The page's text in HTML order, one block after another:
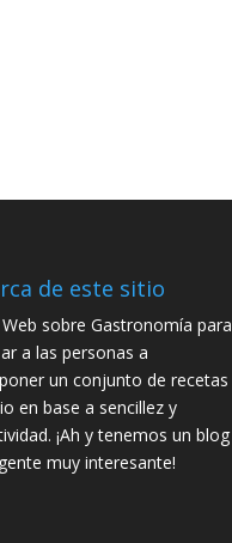
de este sitio
sobre Gastronomía para
a las personas a
un conjunto de recetas
en base a sencillez y
¡Ah y tenemos un blog
muy interesante!